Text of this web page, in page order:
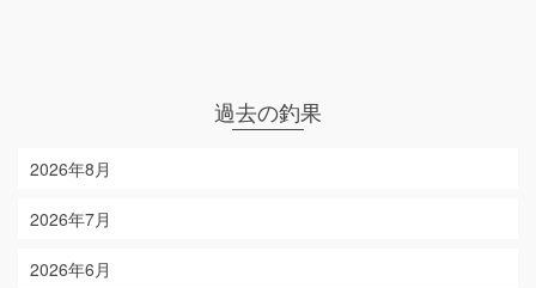
過去の釣果
2026年8月
2026年7月
2026年6月